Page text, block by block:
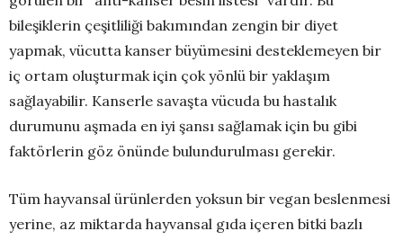
bileşiklerin çeşitliliği bakımından zengin bir diyet
yapmak, vücutta kanser büyümesini desteklemeyen bir
iç ortam oluşturmak için çok yönlü bir yaklaşım
sağlayabilir. Kanserle savaşta vücuda bu hastalık
durumunu aşmada en iyi şansı sağlamak için bu gibi
faktörlerin göz önünde bulundurulması gerekir.
Tüm hayvansal ürünlerden yoksun bir vegan beslenmesi
yerine, az miktarda hayvansal gıda içeren bitki bazlı